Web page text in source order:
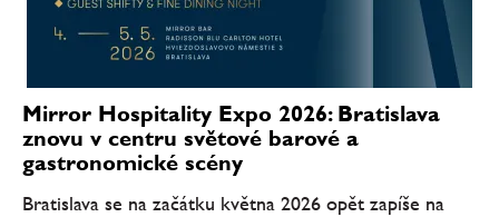
Mirror Hospitality Expo 2026: Bratislava
znovu v centru světové barové a
gastronomické scény
Bratislava se na začátku května 2026 opět zapíše na